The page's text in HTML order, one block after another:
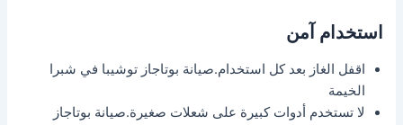
استخدام آمن
اقفل الغاز بعد كل استخدام.صيانة بوتاجاز توشيبا في شبرا
الخيمة
لا تستخدم أدوات كبيرة على شعلات صغيرة.صيانة بوتاجاز